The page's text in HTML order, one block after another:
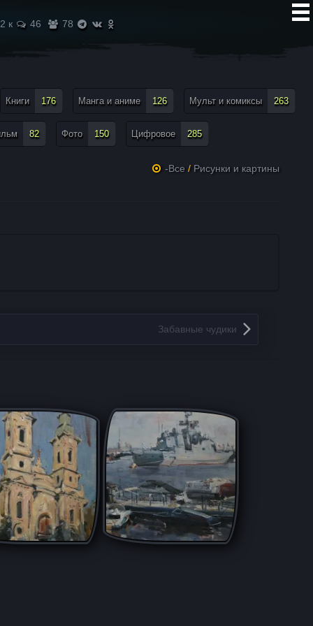
2 к 46 78
Книги 176 Манга и аниме 126 Мульт и комиксы 263
82 Фото 150 Цифровое 285
-Все / Рисунки и картины
Забавные чудики